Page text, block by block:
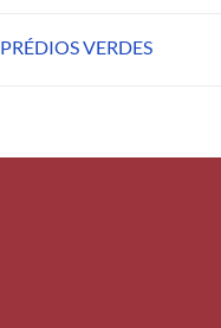
PRÉDIOS VERDES